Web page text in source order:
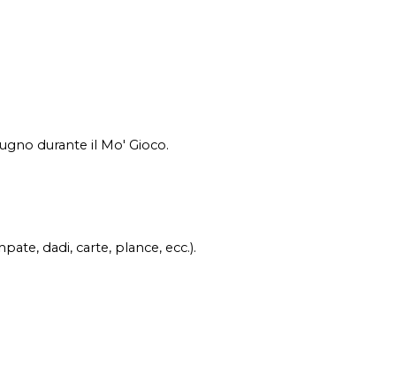
durante il Mo' Gioco.
dadi, carte, plance, ecc.).